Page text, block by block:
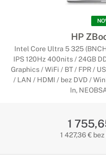
HP
Intel Core Ultra 5 325
IPS 120Hz 400nits / 24GB
Graphics / WiFi / BT / FPR /
/ LAN / HDMI / bez DVD /
In,
1
1 427,36 € bez